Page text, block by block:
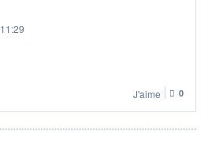
11:29
J'aime 0